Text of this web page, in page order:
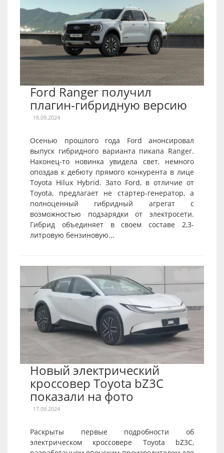
Ford Ranger получил
плагин-гибридную версию
18.09.2024
Осенью прошлого года Ford анонсировал
выпуск гибридного варианта пикапа Ranger.
Наконец-то новинка увидела свет, немного
опоздав к дебюту прямого конкурента в лице
Toyota Hilux Hybrid. Зато Ford, в отличие от
Toyota, предлагает не стартер-генератор, а
полноценный гибридный агрегат с
возможностью подзарядки от электросети.
Гибрид объединяет в своем составе 2,3-
литровую бензиновую...
Новый электрический
кроссовер Toyota bZ3C
показали на фото
17.09.2024
Раскрыты первые подробности об
электрическом кроссовере Toyota bZ3C,